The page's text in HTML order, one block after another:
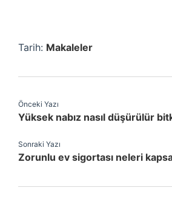
Tarih: Makaleler
Önceki Yazı
Yüksek nabız nasıl düşürülür
Sonraki Yazı
Zorunlu ev sigortası neleri